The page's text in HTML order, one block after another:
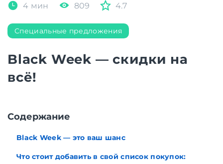
4 мин 809 4.7
Специальные предложения
Black Week — скидки на
всё!
Cодержание
Black Week — это ваш шанс
Что стоит добавить в свой список покупок: